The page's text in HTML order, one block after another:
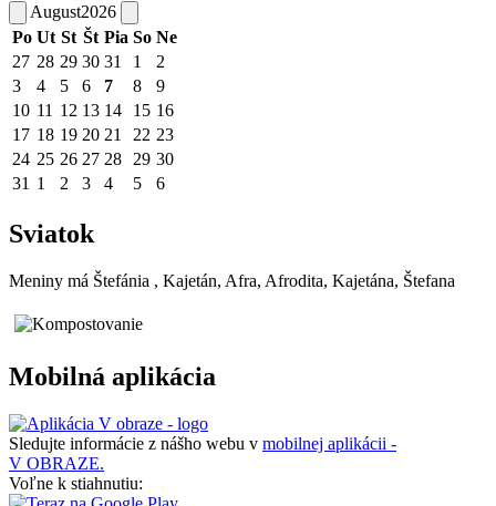
August2026
Po Ut St Št Pia So Ne
27 28 29 30 31 1
2
3
4 5 6 7 8
9
10 11 12 13 14 15 16
17 18 19 20 21 22 23
24 25 26 27 28 29 30
31 1 2 3 4 5 6
Sviatok
Meniny má Štefánia , Kajetán, Afra, Afrodita, Kajetána, Štefana
Mobilná aplikácia
Sledujte informácie z nášho webu v mobilnej aplikácii -
V OBRAZE.
Voľne k stiahnutiu: